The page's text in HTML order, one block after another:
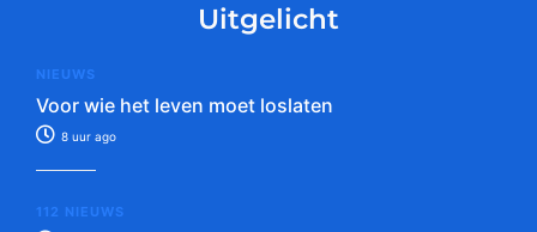
Uitgelicht
NIEUWS
Voor wie het leven moet loslaten
8 uur ago
112 NIEUWS